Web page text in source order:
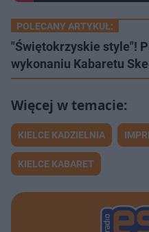
POLECANY ARTYKUŁ:
"Świętokrzyskie style"!
wykonaniu Kabaretu
KIELCE KADZIELNIA
KIELCE KABARET